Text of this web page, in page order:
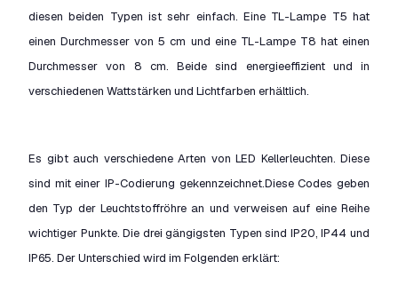
diesen beiden Typen ist sehr einfach. Eine TL-Lampe T5 hat
einen Durchmesser von 5 cm und eine TL-Lampe T8 hat einen
Durchmesser von 8 cm. Beide sind energieeffizient und in
verschiedenen Wattstärken und Lichtfarben erhältlich.
Es gibt auch verschiedene Arten von LED Kellerleuchten. Diese
sind mit einer IP-Codierung gekennzeichnet.Diese Codes geben
den Typ der Leuchtstoffröhre an und verweisen auf eine Reihe
wichtiger Punkte. Die drei gängigsten Typen sind IP20, IP44 und
IP65. Der Unterschied wird im Folgenden erklärt: